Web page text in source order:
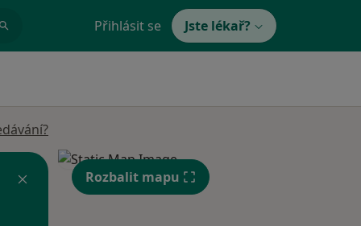
Přihlásit se Jste lékař?
Rozbalit mapu